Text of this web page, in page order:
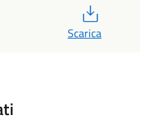
Scarica